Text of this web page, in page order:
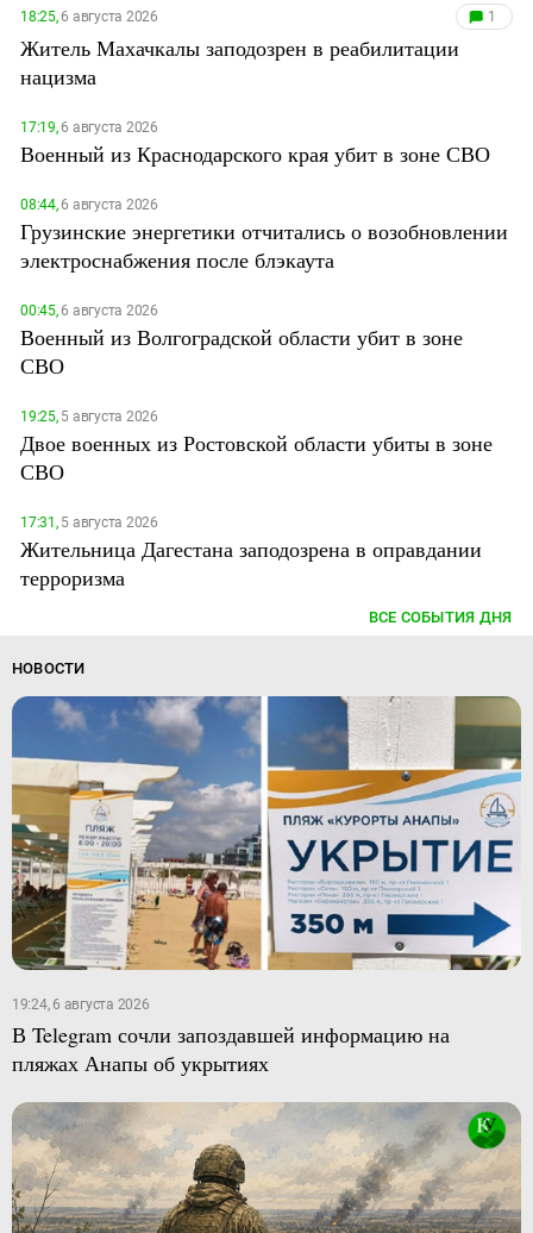
18:25,6 августа 2026 1
Житель Махачкалы заподозрен в реабилитации
нацизма
17:19,6 августа 2026
Военный из Краснодарского края убит в зоне СВО
08:44,6 августа 2026
Грузинские энергетики отчитались о возобновлении
электроснабжения после блэкаута
00:45,6 августа 2026
Военный из Волгоградской области убит в зоне
СВО
19:25,5 августа 2026
Двое военных из Ростовской области убиты в зоне
СВО
17:31,5 августа 2026
Жительница Дагестана заподозрена в оправдании
терроризма
ВСЕ СОБЫТИЯ ДНЯ
НОВОСТИ
19:24, 6 августа 2026
В Telegram сочли запоздавшей информацию на
пляжах Анапы об укрытиях